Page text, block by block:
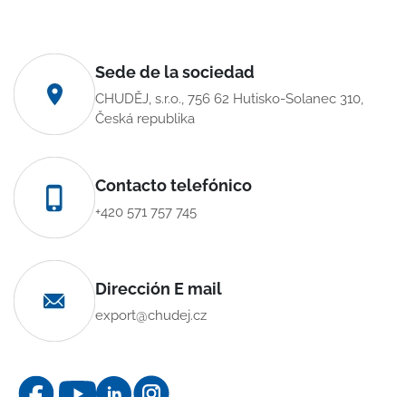
Sede de la sociedad
CHUDĚJ, s.r.o., 756 62 Hutisko-Solanec 310,
Česká republika
Contacto telefónico
+420 571 757 745
Dirección E mail
export@chudej.cz